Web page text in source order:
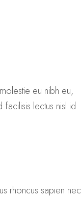
eu nibh eu,
lectus nisl id
rhoncus sapien nec